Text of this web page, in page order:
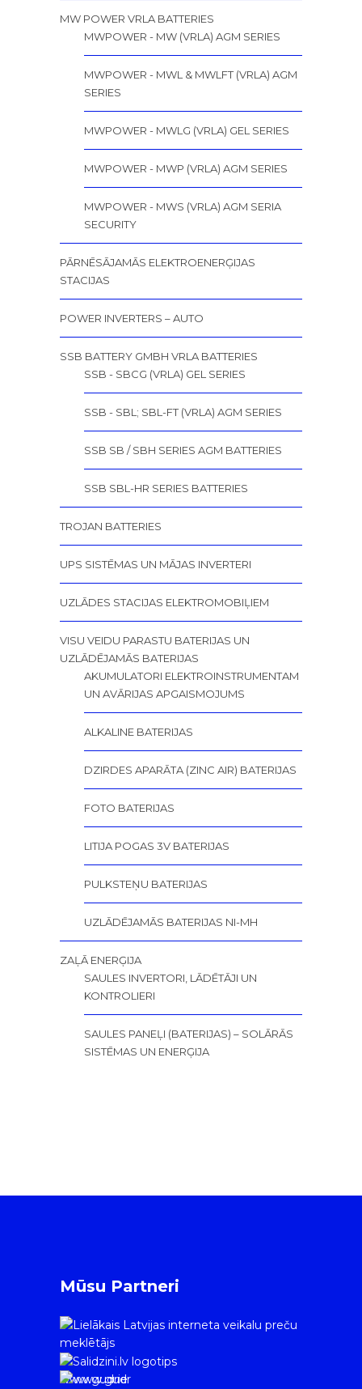
MW POWER VRLA BATTERIES
MWPOWER - MW (VRLA) AGM SERIES
MWPOWER - MWL & MWLFT (VRLA) AGM
SERIES
MWPOWER - MWLG (VRLA) GEL SERIES
MWPOWER - MWP (VRLA) AGM SERIES
MWPOWER - MWS (VRLA) AGM SERIA
SECURITY
PĀRNĒSĀJAMĀS ELEKTROENERĢIJAS
STACIJAS
POWER INVERTERS – AUTO
SSB BATTERY GMBH VRLA BATTERIES
SSB - SBCG (VRLA) GEL SERIES
SSB - SBL; SBL-FT (VRLA) AGM SERIES
SSB SB / SBH SERIES AGM BATTERIES
SSB SBL-HR SERIES BATTERIES
TROJAN BATTERIES
UPS SISTĒMAS UN MĀJAS INVERTERI
UZLĀDES STACIJAS ELEKTROMOBIĻIEM
VISU VEIDU PARASTU BATERIJAS UN
UZLĀDĒJAMĀS BATERIJAS
AKUMULATORI ELEKTROINSTRUMENTAM
UN AVĀRIJAS APGAISMOJUMS
ALKALINE BATERIJAS
DZIRDES APARĀTA (ZINC AIR) BATERIJAS
FOTO BATERIJAS
LITIJA POGAS 3V BATERIJAS
PULKSTEŅU BATERIJAS
UZLĀDĒJAMĀS BATERIJAS NI-MH
ZAĻĀ ENERĢIJA
SAULES INVERTORI, LĀDĒTĀJI UN
KONTROLIERI
SAULES PANEĻI (BATERIJAS) – SOLĀRĀS
SISTĒMAS UN ENERĢIJA
Mūsu Partneri
www.gudrie